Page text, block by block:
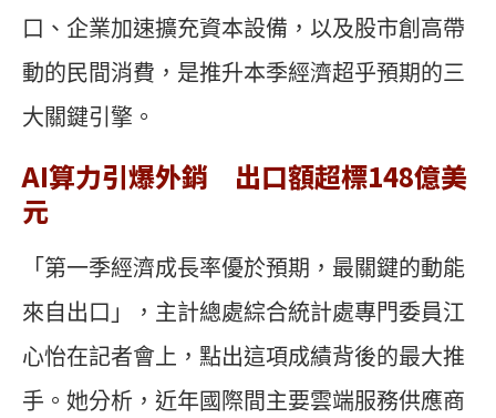
口、企業加速擴充資本設備，以及股市創高帶
動的民間消費，是推升本季經濟超乎預期的三
大關鍵引擎。
AI算力引爆外銷 出口額超標148億美
元
「第一季經濟成長率優於預期，最關鍵的動能
來自出口」，主計總處綜合統計處專門委員江
心怡在記者會上，點出這項成績背後的最大推
手。她分析，近年國際間主要雲端服務供應商